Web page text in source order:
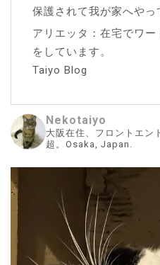
保護されて我が家へやっ
アリエッタ：在宅でワ
をしています。
Taiyo Blog
Nekotaiyo
大阪在住、フロントエン
超。Osaka, Japan.